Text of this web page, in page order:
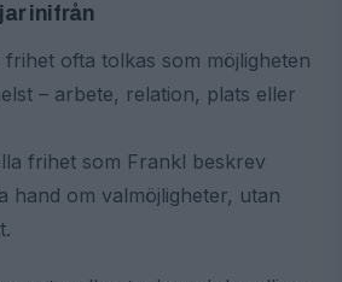
inifrån
ofta tolkas som möjligheten
– arbete, relation, plats eller
frihet som Frankl beskrev
hand om valmöjligheter, utan